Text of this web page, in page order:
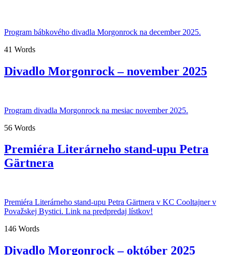
Program bábkového divadla Morgonrock na december 2025.
41 Words
Divadlo Morgonrock – november 2025
Program divadla Morgonrock na mesiac november 2025.
56 Words
Premiéra Literárneho stand-upu Petra
Gärtnera
Premiéra Literárneho stand-upu Petra Gärtnera v KC Cooltajner v
Považskej Bystici. Link na predpredaj lístkov!
146 Words
Divadlo Morgonrock – október 2025